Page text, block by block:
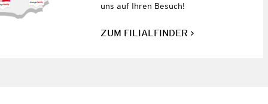
uns auf Ihren Besuch!
ZUM FILIALFINDER